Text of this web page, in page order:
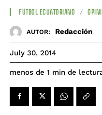
FÚTBOL ECUATORIANO
AUTOR: Redacción
July 30, 2014
menos de 1 min de